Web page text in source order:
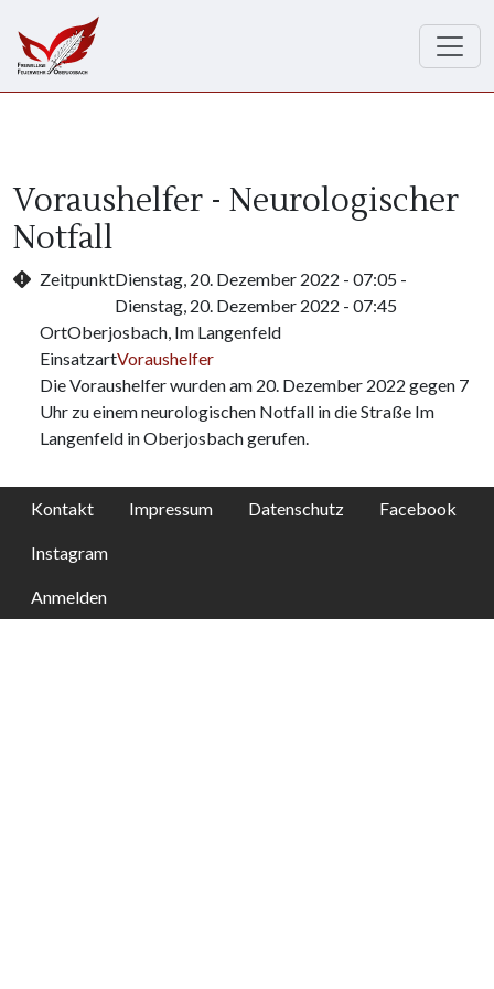
Voraushelfer - Neurologischer
Notfall
ZeitpunktDienstag, 20. Dezember 2022 - 07:05 -
Dienstag, 20. Dezember 2022 - 07:45
OrtOberjosbach, Im Langenfeld
EinsatzartVoraushelfer
Die Voraushelfer wurden am 20. Dezember 2022 gegen 7
Uhr zu einem neurologischen Notfall in die Straße Im
Langenfeld in Oberjosbach gerufen.
Kontakt Impressum Datenschutz Facebook
Instagram
Anmelden